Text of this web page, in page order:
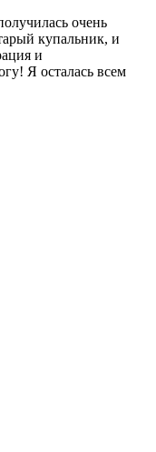
очень
купальник, и
и
Я осталась всем